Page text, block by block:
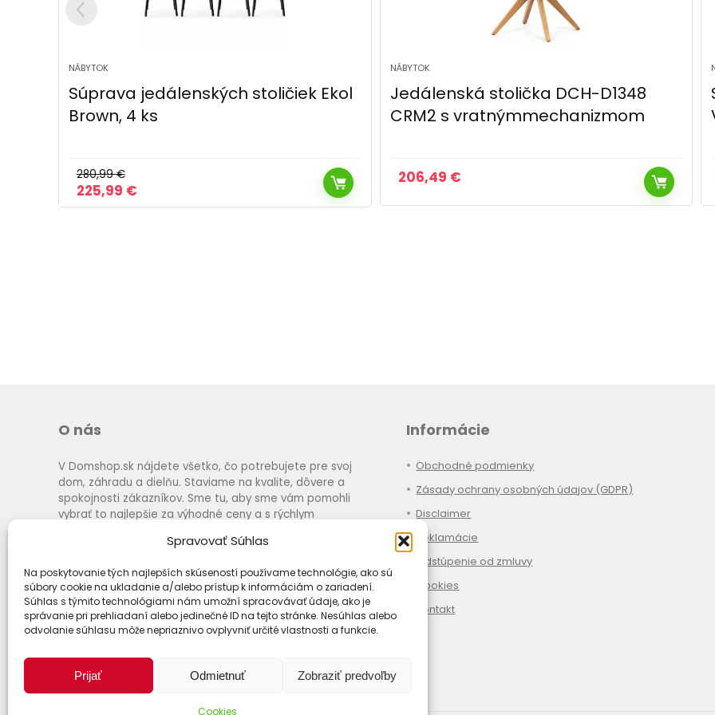
Spravovať Súhlas
Na poskytovanie tých najlepších skúseností používame technológie, ako sú
súbory cookie na ukladanie a/alebo prístup k informáciám o zariadení.
Súhlas s týmito technológiami nám umožní spracovávať údaje, ako je
správanie pri prehliadaní alebo jedinečné ID na tejto stránke. Nesúhlas alebo
odvolanie súhlasu môže nepriaznivo ovplyvniť určité vlastnosti a funkcie.
Prijať Odmietnuť Zobraziť predvoľby
Cookies
NÁBYTOK
Jedálenská stolička DCH-D1348
CRM2 s vratnýmmechanizmom
206,49
NÁBYTOK
Signal Jedálenská stolička LOTUS
VELVET | béžová
58,00€
O nás
V Domshop.sk nájdete všetko, čo potrebujete pre svoj
dom, záhradu a dielňu. Staviame na kvalite, dôvere a
spokojnosti zákazníkov. Sme tu, aby sme vám pomohli
vybrať to najlepšie za výhodné ceny a s rýchlym
Informácie
Obchodné podmienky
Zásady ochrany osobných údajov (GDPR)
Disclaimer
Reklamácie
Odstúpenie od zmluvy
Cookies
Kontakt